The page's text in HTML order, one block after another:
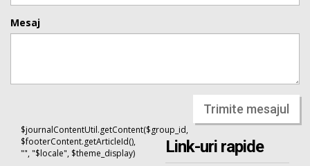
Mesaj
Trimite mesajul
$journalContentUtil.getContent($group_id,
$footerContent.getArticleId(),
"", "$locale", $theme_display)
Link-uri rapide